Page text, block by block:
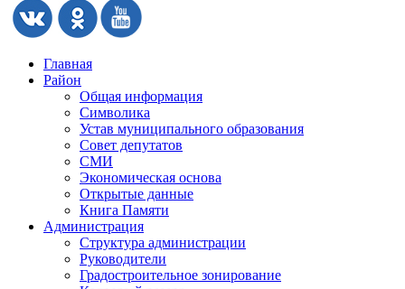
Главная
Район
Общая информация
Символика
Устав муниципального образования
Совет депутатов
СМИ
Экономическая основа
Открытые данные
Книга Памяти
Администрация
Структура администрации
Руководители
Градостроительное зонирование